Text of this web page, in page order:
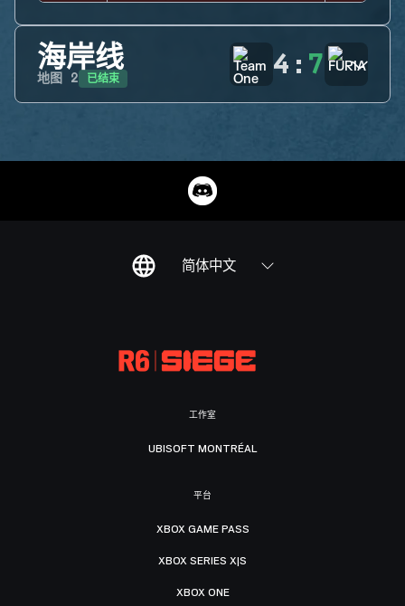
海岸线
地图 2 已结束 4 : 7
简体中文
工作室
UBISOFT MONTRÉAL
平台
XBOX GAME PASS
XBOX SERIES X|S
XBOX ONE